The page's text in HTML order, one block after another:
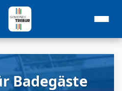
Badegäste